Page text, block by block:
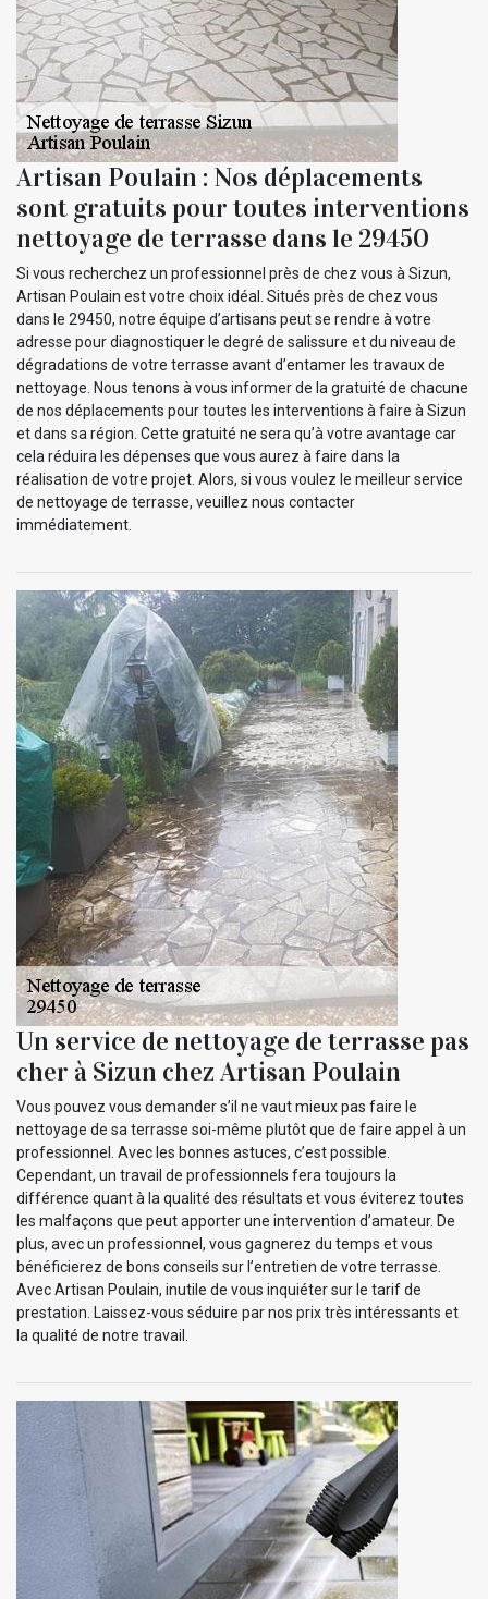
Artisan Poulain : Nos déplacements
sont gratuits pour toutes interventions
nettoyage de terrasse dans le 29450
Si vous recherchez un professionnel près de chez vous à Sizun,
Artisan Poulain est votre choix idéal. Situés près de chez vous
dans le 29450, notre équipe d’artisans peut se rendre à votre
adresse pour diagnostiquer le degré de salissure et du niveau de
dégradations de votre terrasse avant d’entamer les travaux de
nettoyage. Nous tenons à vous informer de la gratuité de chacune
de nos déplacements pour toutes les interventions à faire à Sizun
et dans sa région. Cette gratuité ne sera qu’à votre avantage car
cela réduira les dépenses que vous aurez à faire dans la
réalisation de votre projet. Alors, si vous voulez le meilleur service
de nettoyage de terrasse, veuillez nous contacter
immédiatement.
Un service de nettoyage de terrasse pas
cher à Sizun chez Artisan Poulain
Vous pouvez vous demander s’il ne vaut mieux pas faire le
nettoyage de sa terrasse soi-même plutôt que de faire appel à un
professionnel. Avec les bonnes astuces, c’est possible.
Cependant, un travail de professionnels fera toujours la
différence quant à la qualité des résultats et vous éviterez toutes
les malfaçons que peut apporter une intervention d’amateur. De
plus, avec un professionnel, vous gagnerez du temps et vous
bénéficierez de bons conseils sur l’entretien de votre terrasse.
Avec Artisan Poulain, inutile de vous inquiéter sur le tarif de
prestation. Laissez-vous séduire par nos prix très intéressants et
la qualité de notre travail.